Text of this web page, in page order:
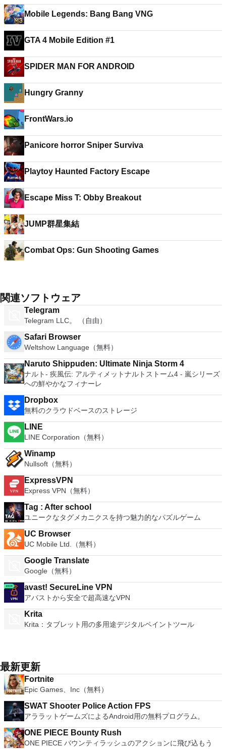
Mobile Legends: Bang Bang VNG
GTA 4 Mobile Edition #1
SPIDER MAN FOR ANDROID
Hungry Granny
FrontWars.io
Panicore horror Sniper Surviva
Playtoy Haunted Factory Escape
Escape Miss T: Obby Breakout
JUMP群星集結
Combat Ops: Gun Shooting Games
関連ソフトウェア
Telegram
Telegram LLC。 （自由）
Safari Browser
Weltshow Language（無料）
Naruto Shippuden: Ultimate Ninja Storm 4
ナルト- 疾風伝: アルティメットナルトストーム4 - 嵐シリーズ
への鮮やかなフィナーレ
Dropbox
無料のクラウドベースのストレージ
LINE
LINE Corporation（無料）
Winamp
Nullsoft（無料）
ExpressVPN
Express VPN（無料）
Tag : After school
ユニークなタグメカニクスを持つ魅力的なパズルゲーム
UC Browser
UC Mobile Ltd.（無料）
Google Translate
Google（無料）
avast! SecureLine VPN
アバストから安全で超高速なVPN
Krita
Krita：タブレット用の多用途デジタルペイントツール
最新更新
Fortnite
Epic Games、Inc（無料）
SWAT Shooter Police Action FPS
アララットゲームズによるAndroid用の無料プログラム。
ONE PIECE Bounty Rush
ONE PIECE バウンティラッシュのアクションに飛び込もう